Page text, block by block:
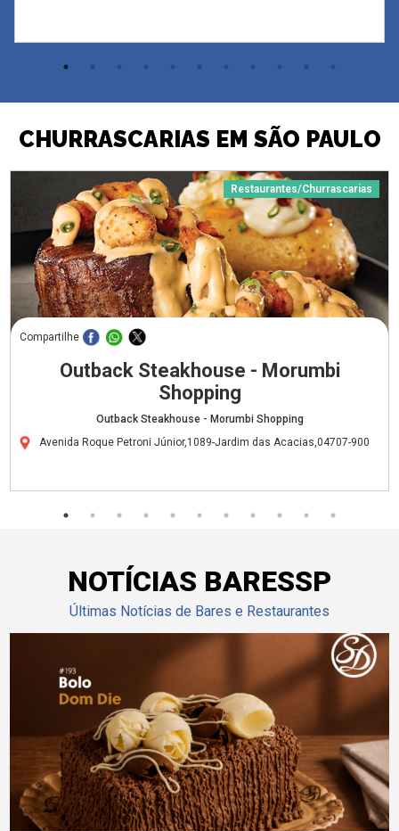
CHURRASCARIAS EM SÃO PAULO
Restaurantes/Churrascarias
Compartilhe
Outback Steakhouse - Morumbi
Shopping
Outback Steakhouse - Morumbi Shopping
Avenida Roque Petroni Júnior,1089-Jardim das Acacias,04707-900
NOTÍCIAS BARESSP
Últimas Notícias de Bares e Restaurantes